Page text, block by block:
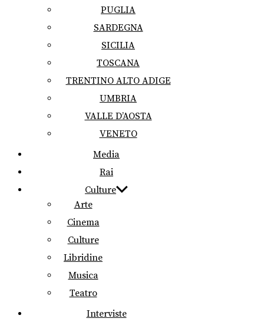
PUGLIA
SARDEGNA
SICILIA
TOSCANA
TRENTINO ALTO ADIGE
UMBRIA
VALLE D’AOSTA
VENETO
Media
Rai
Culture
Arte
Cinema
Culture
Libridine
Musica
Teatro
Interviste